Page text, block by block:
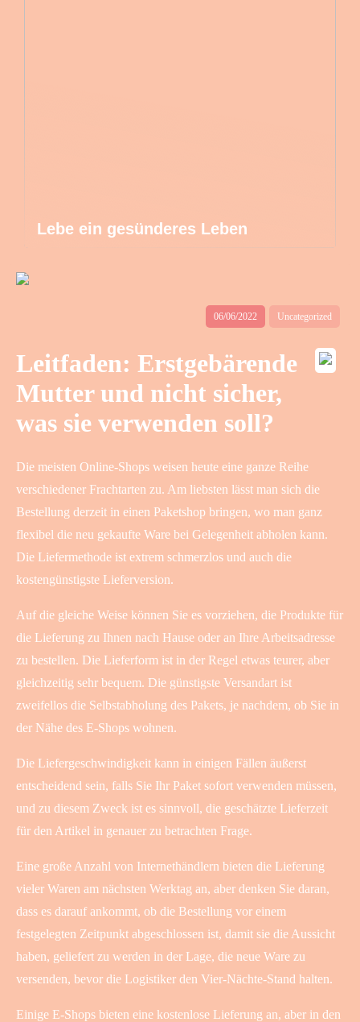
Lebe ein gesünderes Leben
06/06/2022 Uncategorized
Leitfaden: Erstgebärende
Mutter und nicht sicher,
was sie verwenden soll?
Die meisten Online-Shops weisen heute eine ganze Reihe
verschiedener Frachtarten zu. Am liebsten lässt man sich die
Bestellung derzeit in einen Paketshop bringen, wo man ganz
flexibel die neu gekaufte Ware bei Gelegenheit abholen kann.
Die Liefermethode ist extrem schmerzlos und auch die
kostengünstigste Lieferversion.
Auf die gleiche Weise können Sie es vorziehen, die Produkte für
die Lieferung zu Ihnen nach Hause oder an Ihre Arbeitsadresse
zu bestellen. Die Lieferform ist in der Regel etwas teurer, aber
gleichzeitig sehr bequem. Die günstigste Versandart ist
zweifellos die Selbstabholung des Pakets, je nachdem, ob Sie in
der Nähe des E-Shops wohnen.
Die Liefergeschwindigkeit kann in einigen Fällen äußerst
entscheidend sein, falls Sie Ihr Paket sofort verwenden müssen,
und zu diesem Zweck ist es sinnvoll, die geschätzte Lieferzeit
für den Artikel in genauer zu betrachten Frage.
Eine große Anzahl von Internethändlern bieten die Lieferung
vieler Waren am nächsten Werktag an, aber denken Sie daran,
dass es darauf ankommt, ob die Bestellung vor einem
festgelegten Zeitpunkt abgeschlossen ist, damit sie die Aussicht
haben, geliefert zu werden in der Lage, die neue Ware zu
versenden, bevor die Logistiker den Vier-Nächte-Stand halten.
Einige E-Shops bieten eine kostenlose Lieferung an, aber in den